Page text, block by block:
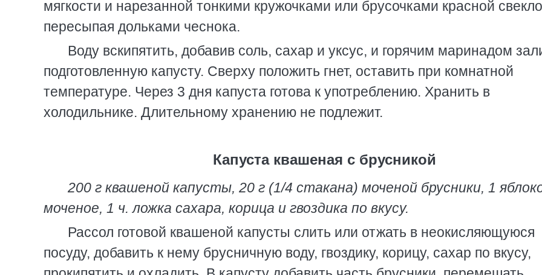
мягкости и нарезанной тонкими кружочками или брусочками красной
пересыпая дольками чеснока.
Воду вскипятить, добавив соль, сахар и уксус, и горячим маринадом
подготовленную капусту. Сверху положить гнет, оставить при комнатной
температуре. Через 3 дня капуста готова к употреблению. Хранить в
холодильнике. Длительному хранению не подлежит.
Капуста квашеная с брусникой
200 г квашеной капусты, 20 г (1/4 стакана) моченой брусники, 1
моченое, 1 ч. ложка сахара, корица и гвоздика по вкусу.
Рассол готовой квашеной капусты слить или отжать в неокисляющуюся
посуду, добавить к нему брусничную воду, гвоздику, корицу, сахар по вкусу,